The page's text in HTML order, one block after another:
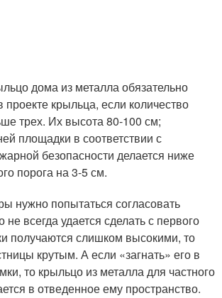
дома из металла обязательно
проекте крыльца, если количество
трех. Их высота 80-100 см;
площадки в соответствии с
безопасности делается ниже
порога на 3-5 см.
нужно попытаться согласовать
всегда удается сделать с первого
получаются слишком высокими, то
крутым. А если «загнать» его в
то крыльцо из металла для частного
в отведенное ему пространство.